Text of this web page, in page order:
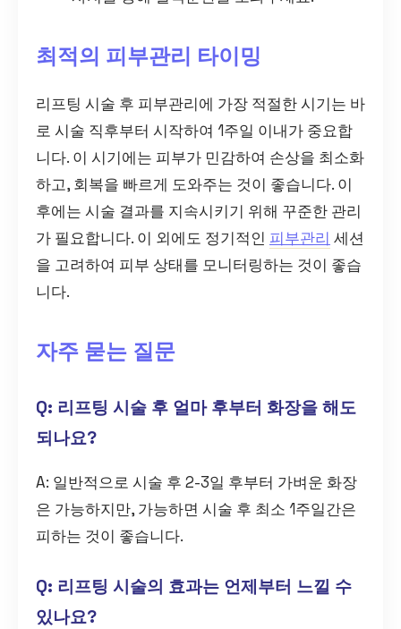
최적의 피부관리 타이밍
리프팅 시술 후 피부관리에 가장 적절한 시기는 바
로 시술 직후부터 시작하여 1주일 이내가 중요합
니다. 이 시기에는 피부가 민감하여 손상을 최소화
하고, 회복을 빠르게 도와주는 것이 좋습니다. 이
후에는 시술 결과를 지속시키기 위해 꾸준한 관리
가 필요합니다. 이 외에도 정기적인 피부관리 세션
을 고려하여 피부 상태를 모니터링하는 것이 좋습
니다.
자주 묻는 질문
Q: 리프팅 시술 후 얼마 후부터 화장을 해도
되나요?
A: 일반적으로 시술 후 2-3일 후부터 가벼운 화장
은 가능하지만, 가능하면 시술 후 최소 1주일간은
피하는 것이 좋습니다.
Q: 리프팅 시술의 효과는 언제부터 느낄 수
있나요?